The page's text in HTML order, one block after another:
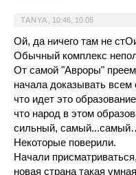
TANYA 10:46, 10.05
Ой, да ничего там не
Обычный комплекс
От самой "Авроры"
начала доказывать
что идет это
что народ в этом
сильный,
Некоторые поверили.
Начали
новая страна такая